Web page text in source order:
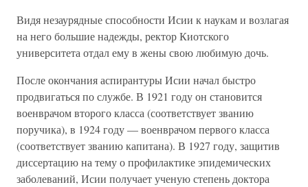
Видя незаурядные способности Исии к наукам и возлагая
на него большие надежды, ректор Киотского
университета отдал ему в жены свою любимую дочь.
После окончания аспирантуры Исии начал быстро
продвигаться по службе. В 1921 году он становится
военврачом второго класса (соответствует званию
поручика), в 1924 году — военврачом первого класса
(соответствует званию капитана). В 1927 году, защитив
диссертацию на тему о профилактике эпидемических
заболеваний, Исии получает ученую степень доктора